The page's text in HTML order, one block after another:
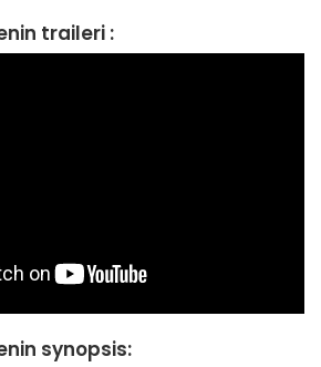
traileri :
synopsis: